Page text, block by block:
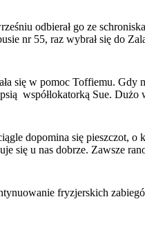
odbierał go ze
nr 55, raz wybrał się do
w pomoc Toffiemu. Gdy
współlokatorką Sue.
dopomina się pieszczot, o
u nas dobrze. Zawsze
fryzjerskich